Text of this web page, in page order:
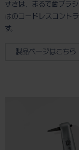
すさは、まるで歯ブラ
はのコードレスコント
す。
製品ページはこちら